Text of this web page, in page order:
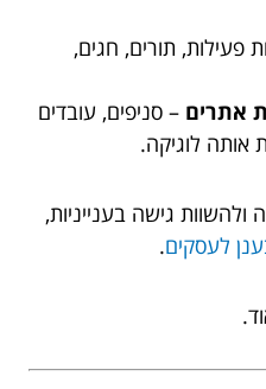
פעילות, תורים, חגים,
אתרים – סניפים, עובדים
אותה לוגיקה.
גישה בענייניות,
לעסקים.